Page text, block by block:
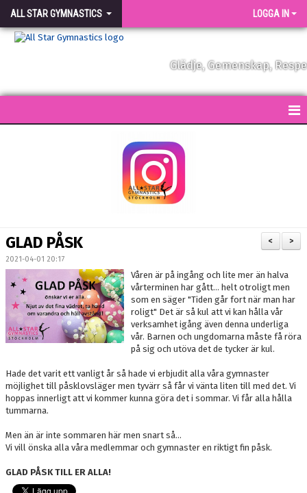
ALL STAR GYMNASTICS LOGGA IN
Glädje, Gemenskap,
VÅRA TRÄNARE
FÖRENINGSKLÄDER
DOKUMENT
BOKNING
FRITIDSKORTET
VÅRA GULDSTÖDMEDLEMMAR
>
<
GLAD PÅSK
2021-04-01 20:17
Våren är på ingång och lite mer än halva
vårterminen har gått... helt otroligt men
som en säger "Tiden går fort när man har
roligt" Det är så kul att vi kan hålla vår
verksamhet igång även denna underliga
vår. Barnen och ungdomarna måste få röra
på sig och utöva det de tycker är kul.
Hade det varit ett vanligt år så hade vi erbjudit alla våra gymnaster
möjlighet till påsklovsläger men tyvärr så får vi vänta liten till med det. Vi
hoppas innerligt att vi kommer kunna göra det i sommar. Vi får alla hålla
tummarna.
Men än är inte sommaren här men snart så...
Vi vill önska alla våra medlemmar och gymnaster en riktigt fin påsk.
GLAD PÅSK TILL ER ALLA!